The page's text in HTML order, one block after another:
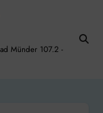
Münder 107.2 -